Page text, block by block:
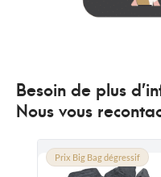
Besoin de plus
Nous vous
Prix Big Bag dégressif